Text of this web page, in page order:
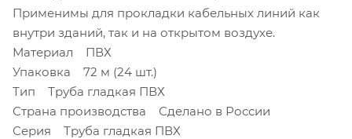
Применимы для прокладки кабельных линий как
внутри зданий, так и на открытом воздухе.
Материал ПВХ
Упаковка 72 м (24 шт.)
Тип Труба гладкая ПВХ
Страна производства Сделано в России
Серия Труба гладкая ПВХ